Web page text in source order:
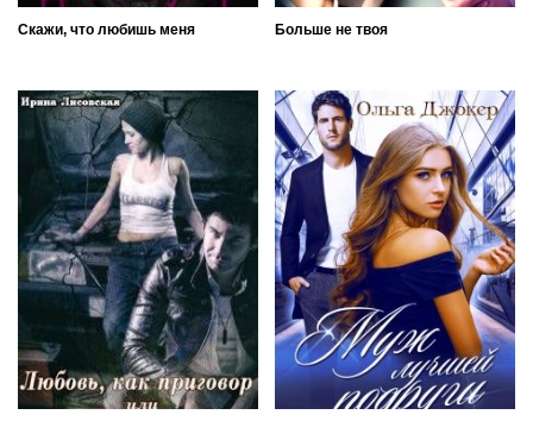
Скажи, что любишь меня Больше не твоя